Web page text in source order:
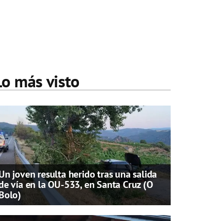
más visto
joven resulta herido tras una salida
vía en la OU-533, en Santa Cruz (O